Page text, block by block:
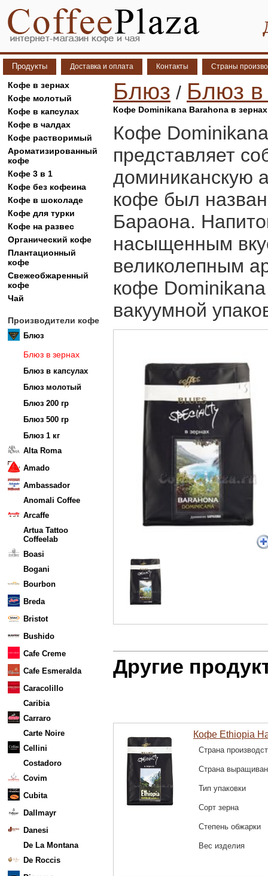
Продукты Доставка и оплата Контакты Страны
Кофе в зернах
Кофе молотый
Кофе в капсулах
Кофе в чалдах
Кофе растворимый
Ароматизированный
кофе
Кофе 3 в 1
Кофе без кофеина
Кофе в шоколаде
Кофе для турки
Кофе на развес
Органический кофе
Плантационный
кофе
Свежеобжаренный
кофе
Чай
Производители кофе
Блюз
Блюз в зернах
Блюз в капсулах
Блюз молотый
Блюз 200 гр
Блюз 500 гр
Блюз 1 кг
Alta Roma
Amado
Ambassador
Anomali Coffee
Arcaffe
Artua Tattoo
Coffeelab
Boasi
Bogani
Bourbon
Breda
Bristot
Bushido
Cafe Creme
Cafe Esmeralda
Caracolillo
Caribia
Carraro
Carte Noire
Cellini
Costadoro
Covim
Cubita
Dallmayr
Danesi
De La Montana
De Roccis
Блюз / Блюз в
Кофе Dominikana Barahona в зернах
Кофе
представляет
доминиканскую
кофе был
Бараона.
насыщенным
великолепным
кофе
вакуумной
Другие
Кофе Ethiopia
Страна
Страна
Тип упаковки
Сорт зерна
Степень обжарки
Вес изделия